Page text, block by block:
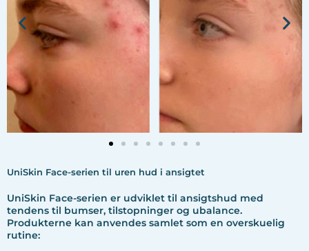
UniSkin Face-serien til uren hud i ansigtet
UniSkin Face-serien er udviklet til ansigtshud med
tendens til bumser, tilstopninger og ubalance.
Produkterne kan anvendes samlet som en overskuelig
rutine: